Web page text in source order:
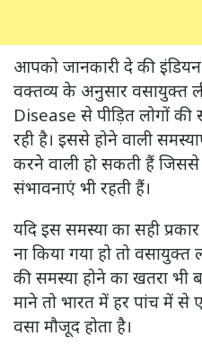
आपको जानकारी दे की
वक्तव्य के अनुसार वसायुक्त
Disease से पीड़ित लोगों की
रही है। इससे होने वाली
करने वाली हो सकती हैं जिससे
संभावनाएं भी रहती हैं।
यदि इस समस्या का सही
ना किया गया हो तो
की समस्या होने का खतरा
माने तो भारत में हर पांच में
वसा मौजूद होता है।